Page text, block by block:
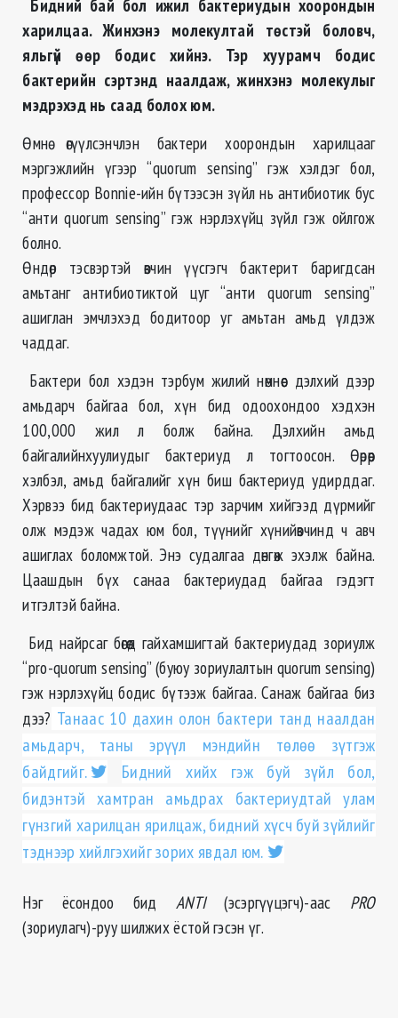
Бидний бай бол ижил бактериудын хоорондын
харилцаа. Жинхэнэ молекултай төстэй боловч,
яльгүй өөр бодис хийнэ. Тэр хуурамч бодис
бактерийн сэртэнд наалдаж, жинхэнэ молекулыг
мэдрэхэд нь саад болох юм.
Өмнө өгүүлсэнчлэн бактери хоорондын харилцааг
мэргэжлийн үгээр “quorum sensing” гэж хэлдэг бол,
профессор Bonnie-ийн бүтээсэн зүйл нь антибиотик бус
“анти quorum sensing” гэж нэрлэхүйц зүйл гэж ойлгож
болно.
Өндөр тэсвэртэй өвчин үүсгэгч бактерит баригдсан
амьтанг антибиотиктой цуг “анти quorum sensing”
ашиглан эмчлэхэд бодитоор уг амьтан амьд үлдэж
чаддаг.
Бактери бол хэдэн тэрбум жилий нөмнөөс дэлхий дээр
амьдарч байгаа бол, хүн бид одоохондоо хэдхэн
100,000 жил л болж байна. Дэлхийн амьд
байгалийнхуулиудыг бактериуд л тогтоосон. Өөрөөр
хэлбэл, амьд байгалийг хүн биш бактериуд удирддаг.
Хэрвээ бид бактериудаас тэр зарчим хийгээд дүрмийг
олж мэдэж чадах юм бол, түүнийг хүнийөвчинд ч авч
ашиглах боломжтой. Энэ судалгаа дөнгөж эхэлж байна.
Цаашдын бүх санаа бактериудад байгаа гэдэгт
итгэлтэй байна.
Бид найрсаг бөгөөд гайхамшигтай бактериудад зориулж
“pro-quorum sensing” (буюу зориулалтын quorum sensing)
гэж нэрлэхүйц бодис бүтээж байгаа. Санаж байгаа биз
дээ? Танаас 10 дахин олон бактери танд наалдан
амьдарч, таны эрүүл мэндийн төлөө зүтгэж
байдгийг.
Бидний хийх гэж буй зүйл бол,
бидэнтэй хамтран амьдрах бактериудтай улам
гүнзгий харилцан ярилцаж, бидний хүсч буй зүйлийг
тэднээр хийлгэхийг зорих явдал юм.
Нэг ёсондоо бид ANTI(эсэргүүцэгч)-аас PRO
(зориулагч)-руу шилжих ёстой гэсэн үг.